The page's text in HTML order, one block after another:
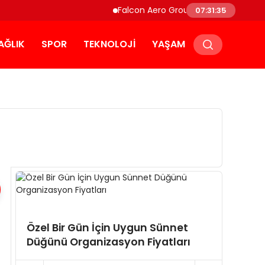
Falcon Aero Group, Küresel Havacılık
07:31:36
SPOR TEKNOLOJI YAŞAM
Özel Bir Gün İçin Uygun Sünnet
Düğünü Organizasyon Fiyatları